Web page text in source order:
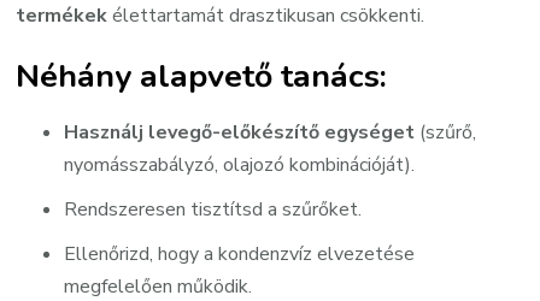
termékekélettartamát drasztikusan csökkenti.
Néhány alapvető tanács:
Használj levegő-előkészítő egységet (szűrő,
nyomásszabályzó, olajozó kombinációját).
Rendszeresen tisztítsd a szűrőket.
Ellenőrizd, hogy a kondenzvíz elvezetése
megfelelően működik.